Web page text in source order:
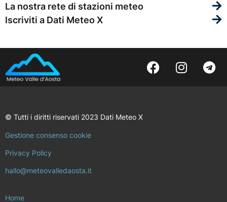
La nostra rete di stazioni meteo
Iscriviti a Dati Meteo X
© Tutti i diritti riservati 2023 Dati Meteo X
Gestione consenso cookie
Privacy Policy
hallo@meteovalledaosta.it
Home